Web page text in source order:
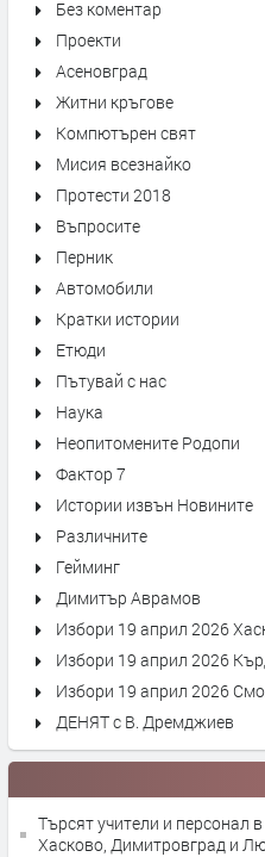
Без коментар
Проекти
Асеновград
Житни кръгове
Компютърен свят
Мисия всезнайко
Протести 2018
Въпросите
Перник
Автомобили
Кратки истории
Етюди
Пътувай с нас
Наука
Неопитомените Родопи
Фактор 7
Истории извън Новините
Различните
Гейминг
Димитър Аврамов
Избори 19 април 2026
Избори 19 април 2026
Избори 19 април 2026
ДЕНЯТ с В. Дремджиев
Търсят учители и персонал
Хасково, Димитровград и